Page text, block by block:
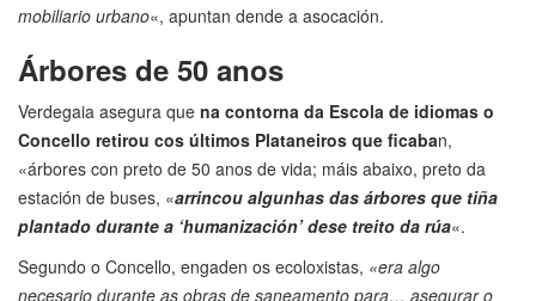
mobiliario urbano«, apuntan dende a asocación.
Árbores de 50 anos
Verdegaia asegura que na contorna da Escola de idiomas o
Concello retirou cos últimos Plataneiros que ficaban,
«árbores con preto de 50 anos de vida; máis abaixo, preto da
estación de buses, «arrincou algunhas das árbores que tiña
plantado durante a ‘humanización’ dese treito da rúa«.
Segundo o Concello, engaden os ecoloxistas, «era algo
necesario durante as obras de saneamento para… asegurar o